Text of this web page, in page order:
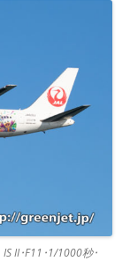
II･F11･1/1000秒･